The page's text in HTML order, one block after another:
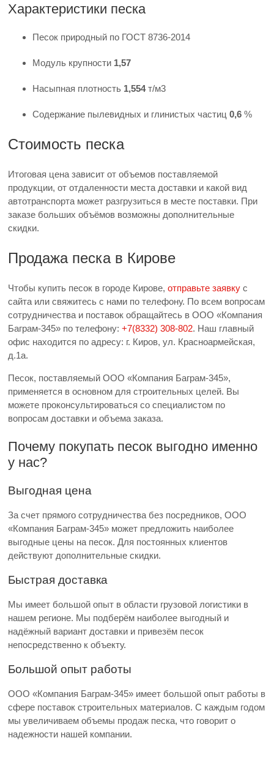
Характеристики песка
Песок природный по ГОСТ 8736-2014
Модуль крупности 1,57
Насыпная плотность 1,554т/м3
Содержание пылевидных и глинистых частиц0,6 %
Стоимость песка
Итоговая цена зависит от объемов поставляемой
продукции, от отдаленности места доставки и какой вид
автотранспорта может разгрузиться в месте поставки. При
заказе больших объёмов возможны дополнительные
скидки.
Продажа песка в Кирове
Чтобы купить песок в городе Кирове,отправьте заявку с
сайта или свяжитесь с нами по телефону. По всем вопросам
сотрудничества и поставок обращайтесь в ООО «Компания
Баграм-345» по телефону:+7(8332) 308-802. Наш главный
офис находится по адресу: г. Киров, ул. Красноармейская,
д.1а.
Песок, поставляемый ООО «Компания Баграм-345»,
применяется в основном для строительных целей. Вы
можете проконсультироваться со специалистом по
вопросам доставки и объема заказа.
Почему покупать песок выгодно именно
у нас?
Выгодная цена
За счет прямого сотрудничества без посредников, ООО
«Компания Баграм-345» может предложить наиболее
выгодные цены на песок. Для постоянных клиентов
действуют дополнительные скидки.
Быстрая доставка
Мы имеет большой опыт в области грузовой логистики в
нашем регионе. Мы подберём наиболее выгодный и
надёжный вариант доставки и привезём песок
непосредственно к объекту.
Большой опыт работы
ООО «Компания Баграм-345» имеет большой опыт работы в
сфере поставок строительных материалов. С каждым годом
мы увеличиваем объемы продаж песка, что говорит о
надежности нашей компании.